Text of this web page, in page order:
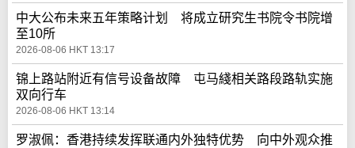
中大公布未来五年策略计划 将成立研究生书院令书院增
至10所
2026-08-06 HKT 13:17
锦上路站附近有信号设备故障 屯马綫相关路段路轨实施
双向行车
2026-08-06 HKT 13:14
罗淑佩：香港持续发挥联通内外独特优势 向中外观众推